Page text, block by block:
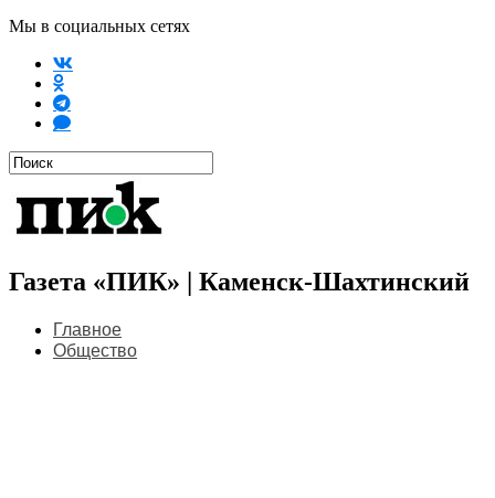
Мы в социальных сетях
Газета «ПИК» | Каменск-Шахтинский
Главное
Общество